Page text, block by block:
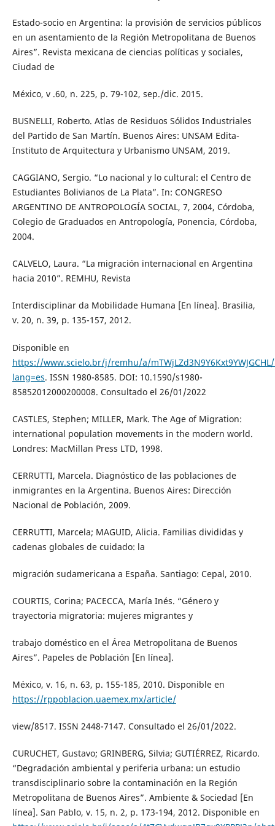
Estado-socio en Argentina: la provisión de servicios públicos
en un asentamiento de la Región Metropolitana de Buenos
Aires”. Revista mexicana de ciencias políticas y sociales,
Ciudad de
México, v .60, n. 225, p. 79-102, sep./dic. 2015.
BUSNELLI, Roberto. Atlas de Residuos Sólidos Industriales
del Partido de San Martín. Buenos Aires: UNSAM Edita-
Instituto de Arquitectura y Urbanismo UNSAM, 2019.
CAGGIANO, Sergio. “Lo nacional y lo cultural: el Centro de
Estudiantes Bolivianos de La Plata”. In: CONGRESO
ARGENTINO DE ANTROPOLOGÍA SOCIAL, 7, 2004, Córdoba,
Colegio de Graduados en Antropología, Ponencia, Córdoba,
2004.
CALVELO, Laura. “La migración internacional en Argentina
hacia 2010”. REMHU, Revista
Interdisciplinar da Mobilidade Humana [En línea]. Brasilia,
v. 20, n. 39, p. 135-157, 2012.
Disponible en
https://www.scielo.br/j/remhu/a/
lang=es. ISSN 1980-8585. DOI: 10.1590/s1980-
85852012000200008. Consultado el 26/01/2022
CASTLES, Stephen; MILLER, Mark. The Age of Migration:
international population movements in the modern world.
Londres: MacMillan Press LTD, 1998.
CERRUTTI, Marcela. Diagnóstico de las poblaciones de
inmigrantes en la Argentina. Buenos Aires: Dirección
Nacional de Población, 2009.
CERRUTTI, Marcela; MAGUID, Alicia. Familias divididas y
cadenas globales de cuidado: la
migración sudamericana a España. Santiago: Cepal, 2010.
COURTIS, Corina; PACECCA, María Inés. “Género y
trayectoria migratoria: mujeres migrantes y
trabajo doméstico en el Área Metropolitana de Buenos
Aires”. Papeles de Población [En línea].
México, v. 16, n. 63, p. 155-185, 2010. Disponible en
https://rppoblacion.uaemex.mx/article/
view/8517. ISSN 2448-7147. Consultado el 26/01/2022.
CURUCHET, Gustavo; GRINBERG, Silvia; GUTIÉRREZ, Ricardo.
“Degradación ambiental y periferia urbana: un estudio
transdisciplinario sobre la contaminación en la Región
Metropolitana de Buenos Aires”. Ambiente & Sociedad [En
línea]. San Pablo, v. 15, n. 2, p. 173-194, 2012. Disponible en